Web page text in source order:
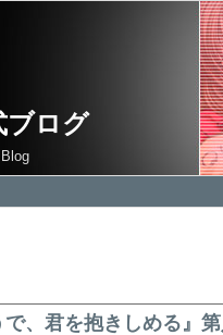
ブログ
で、君を抱きしめる』